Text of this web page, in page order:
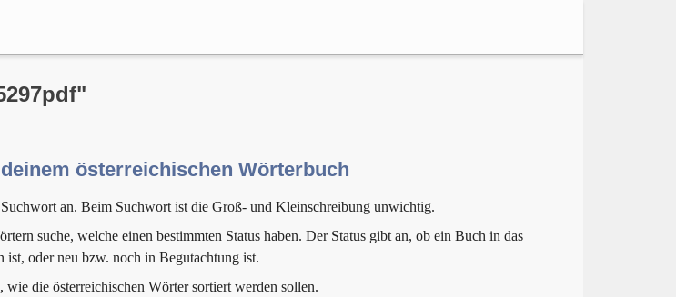
österreichischen Wörterbuch
an. Beim Suchwort ist die Groß- und Kleinschreibung unwichtig.
suche, welche einen bestimmten Status haben. Der Status gibt an, ob ein Buch in das
ist, oder neu bzw. noch in Begutachtung ist.
wie die österreichischen Wörter sortiert werden sollen.